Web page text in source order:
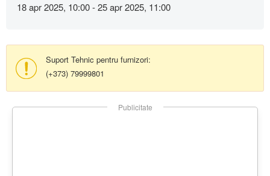
18 apr 2025, 10:00 - 25 apr 2025, 11:00
Suport Tehnic pentru furnizori:
(+373) 79999801
Publicitate